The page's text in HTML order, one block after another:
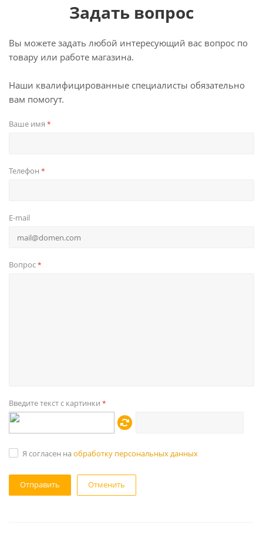
Задать вопрос
Вы можете задать любой интересующий вас вопрос по
товару или работе магазина.
Наши квалифицированные специалисты обязательно
вам помогут.
Ваше имя *
Телефон *
E-mail
Вопрос*
Введите текст с картинки *
Я согласен на обработку персональных данных
Отменить